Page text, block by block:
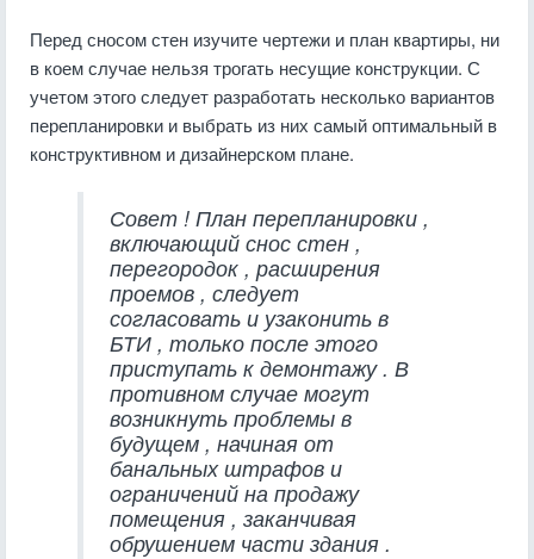
Перед сносом стен изучите чертежи и план квартиры, ни
в коем случае нельзя трогать несущие конструкции. С
учетом этого следует разработать несколько вариантов
перепланировки и выбрать из них самый оптимальный в
конструктивном и дизайнерском плане.
Совет ! План перепланировки ,
включающий снос стен ,
перегородок , расширения
проемов , следует
согласовать и узаконить в
БТИ , только после этого
приступать к демонтажу. В
противном случае могут
возникнуть проблемы в
будущем , начиная от
банальныхштрафов и
ограничений на продажу
помещения , заканчивая
обрушением части здания .